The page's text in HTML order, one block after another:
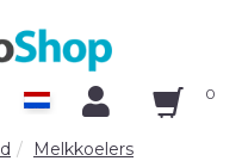
0
Melkkoelers